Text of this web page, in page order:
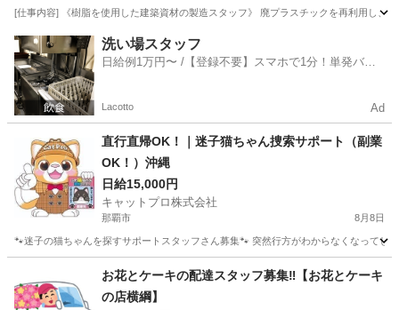
[仕事内容] 《樹脂を使用した建築資材の製造スタッフ》 廃プラスチックを再利用し、
沖縄 うるま市 仕分け
洗い場スタッフ
日給例1万円〜 /【登録不要】スマホで1分！単発バイ
Lacotto Ad
直行直帰OK！｜迷子猫ちゃん捜索サポート（副業
OK！）沖縄
日給15,000円
キャットプロ株式会社
那覇市 8月8日
🐾迷子の猫ちゃんを探すサポートスタッフさん募集🐾 突然行方がわからなくなって
その他 スタッフ
お花とケーキの配達スタッフ募集‼️【お花とケーキ
の店横綱】